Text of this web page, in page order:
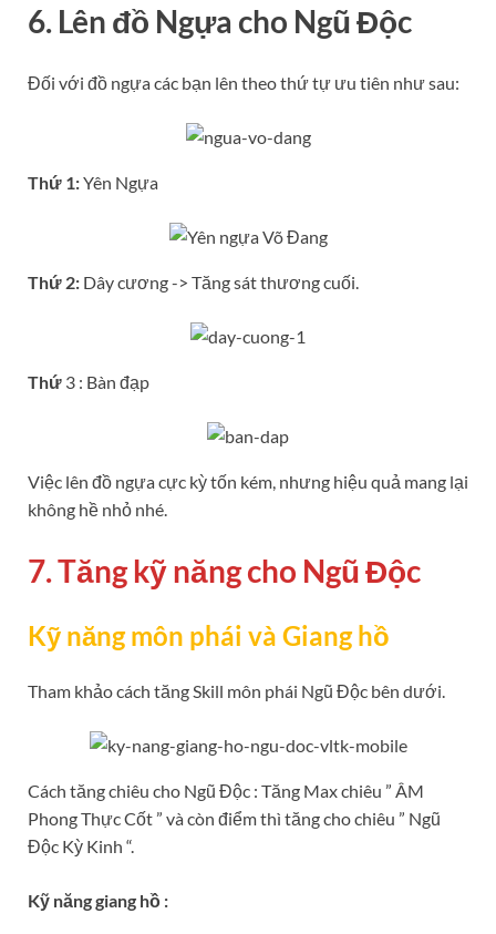
6. Lên đồ Ngựa cho Ngũ Độc
Đối với đồ ngựa các bạn lên theo thứ tự ưu tiên như sau:
Thứ 1:Yên Ngựa
Thứ 2: Dây cương -> Tăng sát thương cuối.
Thứ 3 : Bàn đạp
Việc lên đồ ngựa cực kỳ tốn kém, nhưng hiệu quả mang lại
không hề nhỏ nhé.
7. Tăng kỹ năng cho Ngũ Độc
Kỹ năng môn phái và Giang hồ
Tham khảo cách tăng Skill môn phái Ngũ Độc bên dưới.
Cách tăng chiêu cho Ngũ Độc : Tăng Max chiêu ” ÂM
Phong Thực Cốt ” và còn điểm thì tăng cho chiêu ” Ngũ
Độc Kỳ Kinh “.
Kỹ năng giang hồ :